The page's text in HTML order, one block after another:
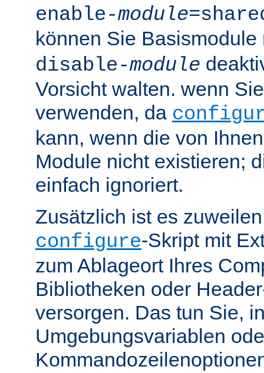
enable-module
können Sie
disable-module
Vorsicht walten. wenn
verwenden, da
kann, wenn die von
Module nicht existieren;
einfach ignoriert.
Zusätzlich ist es
configure-Skript mit
zum Ablageort Ihres
Bibliotheken oder
versorgen. Das tun Sie,
Umgebungsvariablen